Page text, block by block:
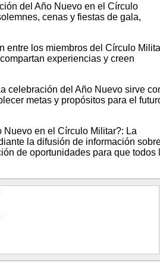
del Año Nuevo en el Círculo
cenas y fiestas de gala,
entre los miembros del Círculo
experiencias y creen
celebración del Año Nuevo sirve
metas y propósitos para el
en el Círculo Militar?: La
la difusión de información
de oportunidades para que todos